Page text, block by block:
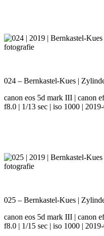
024 – Bernkastel-Kues |
canon eos 5d mark III | canon
f8.0 | 1/13 sec | iso 1000 |
025 – Bernkastel-Kues |
canon eos 5d mark III | canon
f8.0 | 1/15 sec | iso 1000 |